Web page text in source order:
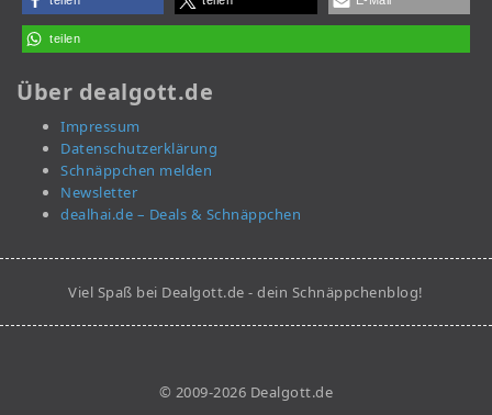
teilen
Über dealgott.de
Impressum
Datenschutzerklärung
Schnäppchen melden
Newsletter
dealhai.de – Deals & Schnäppchen
Viel Spaß bei Dealgott.de - dein Schnäppchenblog!
© 2009-2026 Dealgott.de